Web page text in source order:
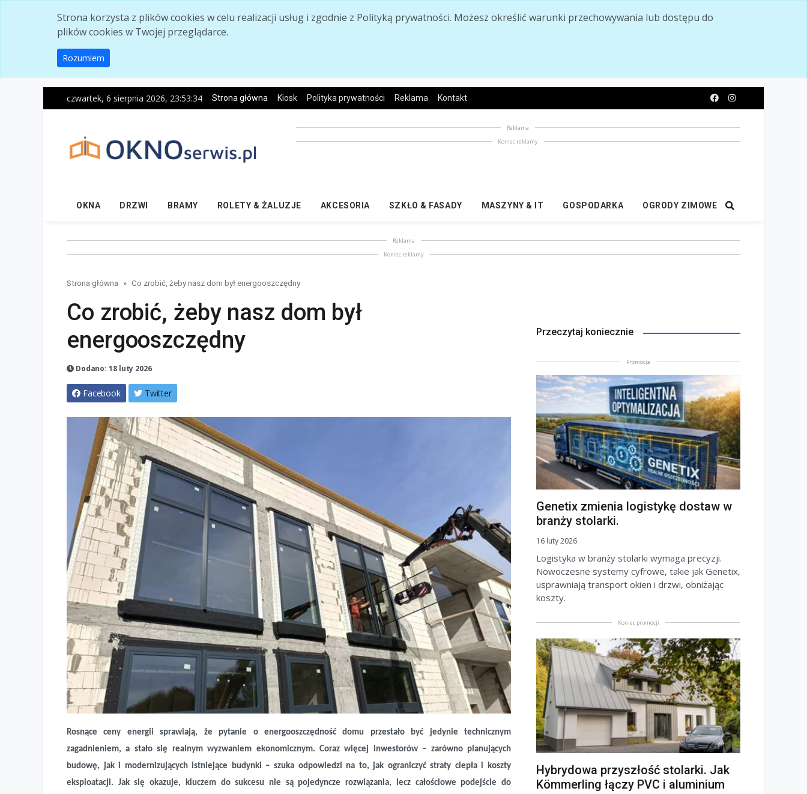
Strona korzysta z plików cookies w celu realizacji usług i zgodnie z Polityką prywatności. Możesz określić warunki przechowywania lub dostępu do
plików cookies w Twojej przeglądarce.
Rozumiem
czwartek, 6 sierpnia 2026, 23:53:35 Strona główna Kiosk Polityka prywatności Reklama Kontakt
Reklama
Koniec reklamy
OKNA DRZWI BRAMY ROLETY & ŻALUZJE AKCESORIA SZKŁO & FASADY MASZYNY & IT GOSPODARKA OGRODY ZIMOWE
Reklama
Koniec reklamy
Strona główna Co zrobić, żeby nasz dom był energooszczędny
Co zrobić, żeby nasz dom był
energooszczędny
Dodano: 18 luty 2026
Facebook Twitter
Rosnące ceny energii sprawiają, że pytanie o energooszczędność domu przestało być jedynie technicznym
zagadnieniem, a stało się realnym wyzwaniem ekonomicznym. Coraz więcej inwestorów – zarówno planujących
budowę, jak i modernizujących istniejące budynki – szuka odpowiedzi na to, jak ograniczyć straty ciepła i koszty
eksploatacji. Jak się okazuje, kluczem do sukcesu nie są pojedyncze rozwiązania, lecz całościowe podejście do
Przeczytaj koniecznie
Promocja
Genetix zmienia logistykę dostaw w
branży stolarki.
16 luty 2026
Logistyka w branży stolarki wymaga precyzji.
Nowoczesne systemy cyfrowe, takie jak Genetix,
usprawniają transport okien i drzwi, obniżając
koszty.
Koniec promocji
Hybrydowa przyszłość stolarki. Jak
Kömmerling łączy PVC i aluminium